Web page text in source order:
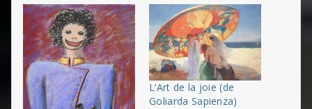
L’Art de la joie (de
Goliarda Sapienza)